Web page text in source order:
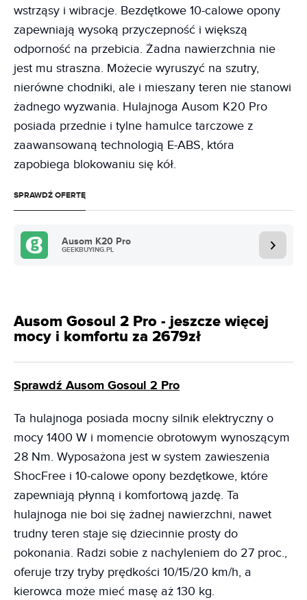
wstrząsy i wibracje. Bezdętkowe 10-calowe opony
zapewniają wysoką przyczepność i większą
odporność na przebicia. Żadna nawierzchnia nie
jest mu straszna. Możecie wyruszyć na szutry,
nierówne chodniki, ale i mieszany teren nie stanowi
żadnego wyzwania. Hulajnoga Ausom K20 Pro
posiada przednie i tylne hamulce tarczowe z
zaawansowaną technologią E-ABS, która
zapobiega blokowaniu się kół.
SPRAWDŹ OFERTĘ
Ausom K20 Pro
GEEKBUYING.PL
Ausom Gosoul 2 Pro - jeszcze więcej
mocy i komfortu za 2679zł
Sprawdź Ausom Gosoul 2 Pro
Ta hulajnoga posiada mocny silnik elektryczny o
mocy 1400 W i momencie obrotowym wynoszącym
28 Nm. Wyposażona jest w system zawieszenia
ShocFree i 10-calowe opony bezdętkowe, które
zapewniają płynną i komfortową jazdę. Ta
hulajnoga nie boi się żadnej nawierzchni, nawet
trudny teren staje się dziecinnie prosty do
pokonania. Radzi sobie z nachyleniem do 27 proc.,
oferuje trzy tryby prędkości 10/15/20 km/h, a
kierowca może mieć masę aż 130 kg.